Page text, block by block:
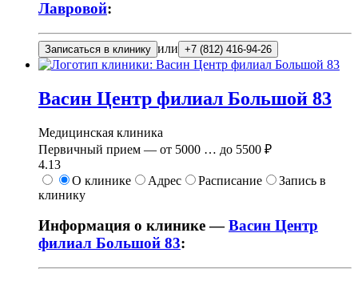
Лавровой:
Записаться в клинику или +7 (812) 416-94-26
Васин Центр филиал Большой 83
Медицинская клиника
Первичный прием — от 5000 … до 5500 ₽
4.13
О клинике
Адрес Расписание
Запись в
клинику
Информация о клинике —Васин Центр
филиал Большой 83: